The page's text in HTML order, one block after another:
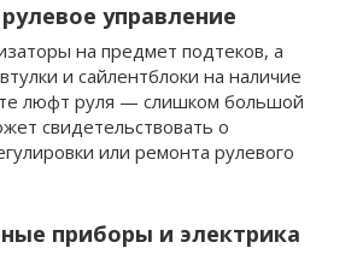
управление
на предмет подтеков, а
и сайлентблоки на наличие
люфт руля — слишком большой
свидетельствовать о
или ремонта рулевого
приборы и электрика